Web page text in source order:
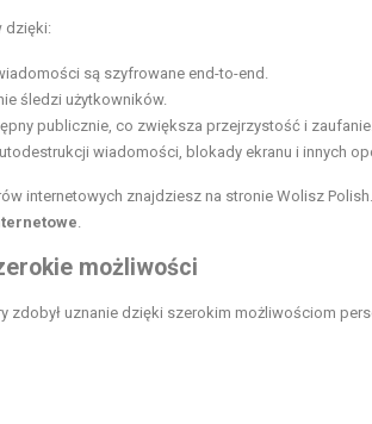
dzięki:
są szyfrowane end-to-end.
śledzi użytkowników.
publicznie, co zwiększa przejrzystość i zaufanie.
wiadomości, blokady ekranu i innych
internetowych znajdziesz na stronie Wolisz Polish
możliwości
zdobył uznanie dzięki szerokim możliwościom